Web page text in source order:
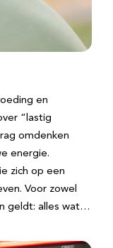
en
“lastig
omdenken
energie.
zich op een
Voor zowel
geldt: alles wat…